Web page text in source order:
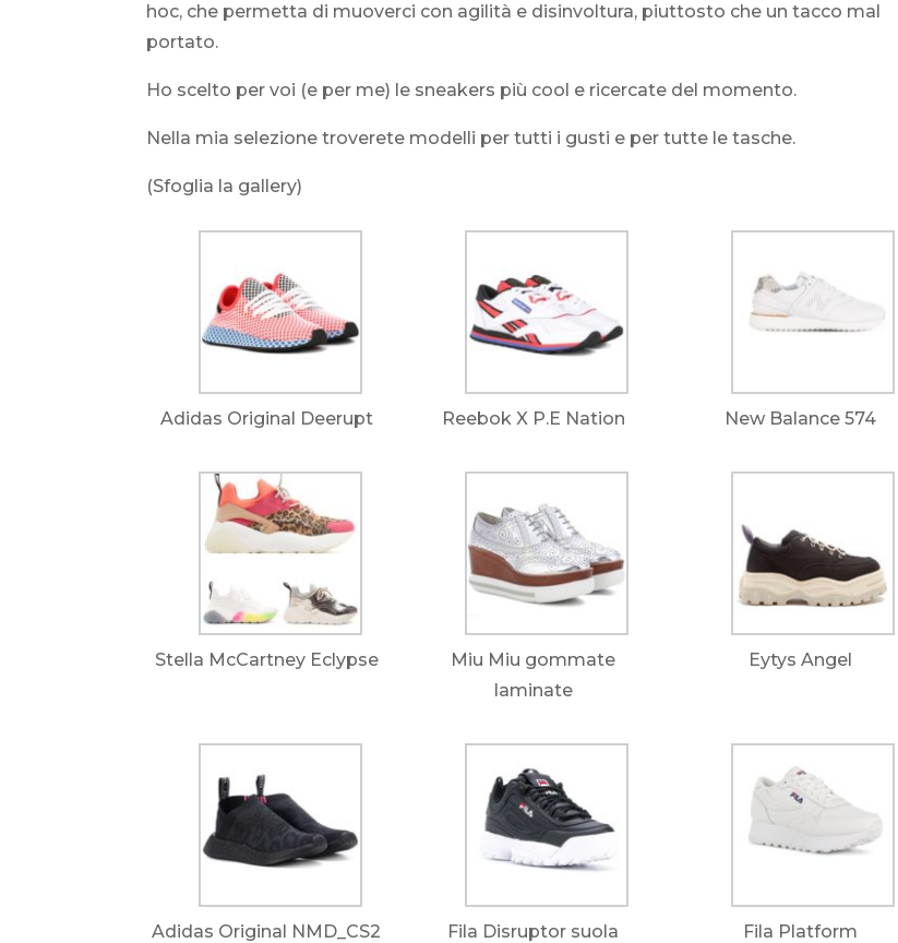
hoc, che permetta di muoverci con agilità e disinvoltura, piuttosto che un tacco mal
portato.
Ho scelto per voi (e per me) le sneakers più cool e ricercate del momento.
Nella mia selezione troverete modelli per tutti i gusti e per tutte le tasche.
(Sfoglia la gallery)
Adidas Original Deerupt Reebok X P.E Nation New Balance 574
Stella McCartney Eclypse
Miu Miu gommate
laminate
Eytys Angel
Adidas Original NMD_CS2
Fila Disruptor suola
Fila Platform